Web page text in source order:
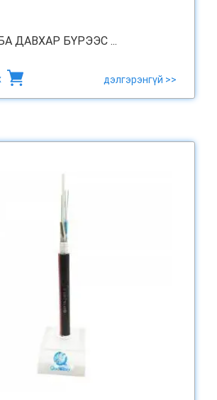
ДАВХАР БҮРЭЭС ...
дэлгэрэнгүй >>